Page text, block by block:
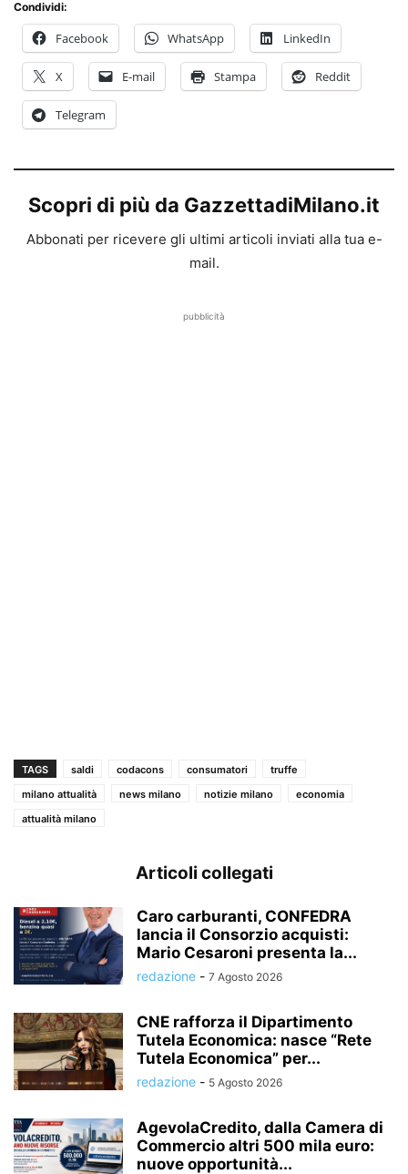
Condividi:
Facebook WhatsApp LinkedIn
X E-mail Stampa Reddit
Telegram
Scopri di più da GazzettadiMilano.it
Abbonati per ricevere gli ultimi articoli inviati alla tua e-
mail.
pubblicità
TAGS saldi codacons consumatori
truffe
milano attualità
news milano notizie milano
economia
attualità milano
Articoli collegati
Caro carburanti, CONFEDRA
lancia il Consorzio acquisti:
Mario Cesaroni presenta la...
redazione - 7 Agosto 2026
CNE rafforza il Dipartimento
Tutela Economica: nasce “Rete
Tutela Economica” per...
redazione - 5 Agosto 2026
AgevolaCredito, dalla Camera di
Commercio altri 500 mila euro:
nuove opportunità...